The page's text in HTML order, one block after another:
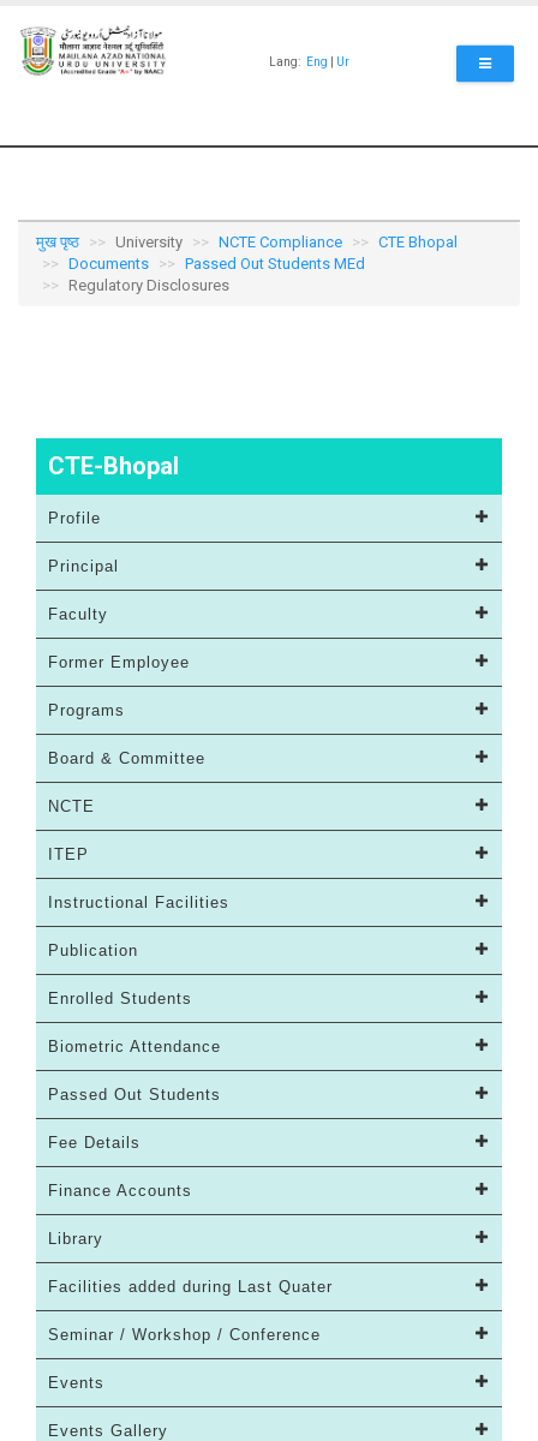
main
content
Lang: Eng Ur
मुख पृष्ठ University NCTE Compliance
CTE Bhopal
Documents
Passed Out Students MEd
Regulatory Disclosures
CTE-Bhopal
Profile
Principal
Faculty
Former Employee
Programs
Board & Committee
NCTE
ITEP
Instructional Facilities
Publication
Enrolled Students
Biometric Attendance
Passed Out Students
Fee Details
Finance Accounts
Library
Facilities added during Last Quater
Seminar / Workshop / Conference
Events
Events Gallery